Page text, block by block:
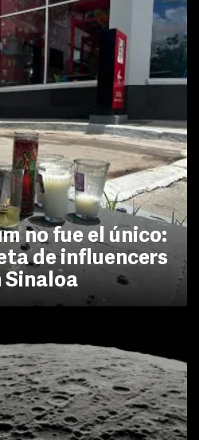
no fue el único:
de influencers
Sinaloa